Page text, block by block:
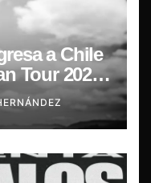
a Chile
Tour 2026”
RBX